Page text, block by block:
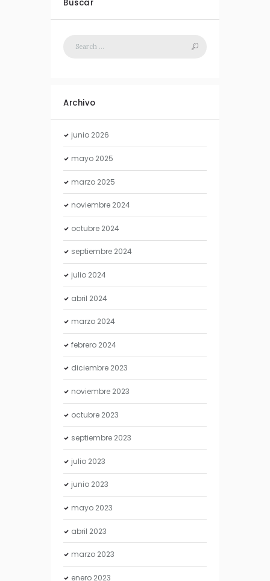
Buscar
Archivo
junio 2026
mayo 2025
marzo 2025
noviembre 2024
octubre 2024
septiembre 2024
julio 2024
abril 2024
marzo 2024
febrero 2024
diciembre 2023
noviembre 2023
octubre 2023
septiembre 2023
julio 2023
junio 2023
mayo 2023
abril 2023
marzo 2023
enero 2023